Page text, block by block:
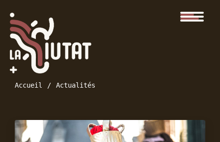
Accueil Actualités